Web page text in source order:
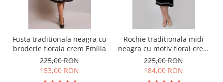
Fusta traditionala neagra cu
broderie florala crem Emilia
225,00 RON
153,00 RON
Rochie traditionala midi
neagra cu motiv floral crem
Tamara
225,00 RON
184,00 RON